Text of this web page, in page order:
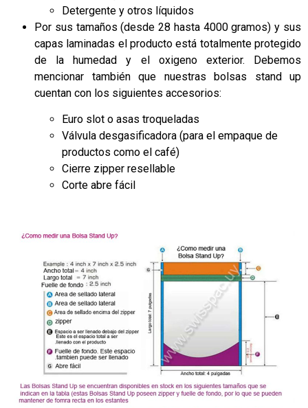
Detergente y otros líquidos
Por sus tamaños (desde 28 hasta 4000 gramos) y sus
capas laminadas el producto está totalmente protegido
de la humedad y el oxigeno exterior. Debemos
mencionar también que nuestras bolsas stand up
cuentan con los siguientes accesorios:
Euro slot o asas troqueladas
Válvula desgasificadora (para el empaque de
productos como el café)
Cierre zipper resellable
Corte abre fácil